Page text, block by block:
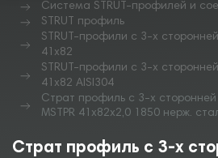
Система STRUT-профилей и
STRUT профиль
STRUT-профили с 3-х
41х82
STRUT-профили с 3-х
41х82 AISI304
Страт профиль с 3-х
MSTPR 41х82х2,0 1850 нерж.
Страт профиль с 3-х